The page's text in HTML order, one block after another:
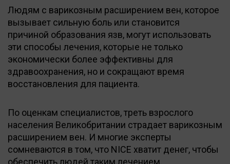
Людям с варикозным расширением вен, которое
вызывает сильную боль или становится
причиной образования язв, могут использовать
эти способы лечения, которые не только
экономически более эффективны для
здравоохранения, но и сокращают время
восстановления для пациента.
По оценкам специалистов, треть взрослого
населения Великобритании страдает варикозным
расширением вен. И многие эксперты
сомневаются в том, что NICE хватит денег, чтобы
обеспечить людей таким лечением.